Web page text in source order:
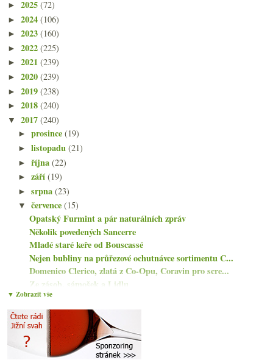
► 2025 (72)
► 2024 (106)
► 2023 (160)
► 2022 (225)
► 2021 (239)
► 2020 (239)
► 2019 (238)
► 2018 (240)
▼ 2017 (240)
►prosince(19)
►listopadu(21)
►října(22)
►září(19)
►srpna(23)
▼července(15)
Opatský Furmint a pár naturálních zpráv
Několik povedených Sancerre
Mladé staré keře od Bouscassé
Nejen bubliny na průřezové ochutnávce sortimentu C...
Domenico Clerico, zlatá z Co-Opu, Coravin pro scre...
Ze zásob, sámošek a Lidlu
S lahví od potoka
Slepá degustace červených burgundských
Postarší ryzlink z Moravy a z Wachau
Piju furt dokola to samé…
Prohibice, papež a naturální vína, Anglie, krabicá...
▼ Zobrazit vše